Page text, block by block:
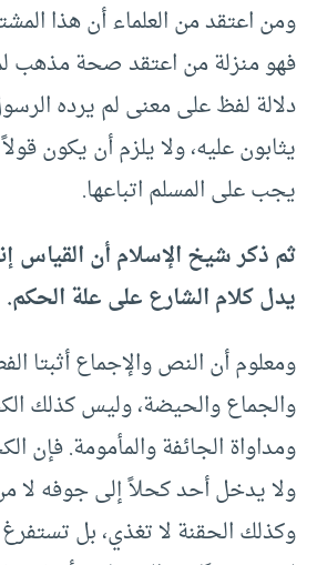
ومن اعتقد من العلماء أن هذا
فهو منزلة من اعتقد صحة مذهب
دلالة لفظ على معنى لم يرده
يثابون عليه، ولا يلزم أن يكون
يجب على المسلم اتباعها.
ثم ذكر شيخ الإسلام أن القياس
يدل كلام الشارع على علة الحكم.
ومعلوم أن النص والإجماع أثبتا
والجماع والحيضة، وليس كذلك
ومداواة الجائفة والمأمومة. فإن
ولا يدخل أحد كحلاً إلى جوفه لا
وكذلك الحقنة لا تغذي، بل